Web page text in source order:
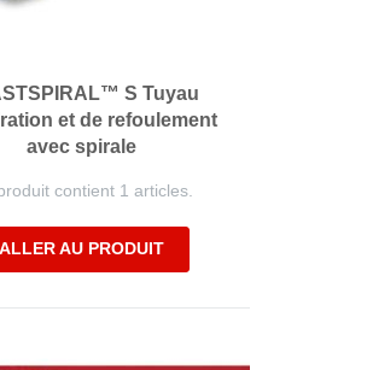
S Tuyau
et de refoulement
avec spirale
contient 1 articles.
ALLER AU PRODUIT